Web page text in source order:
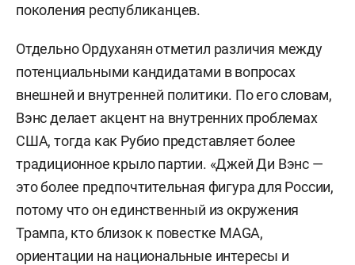
поколения республиканцев.
Отдельно Ордуханян отметил различия между
потенциальными кандидатами в вопросах
внешней и внутренней политики. По его словам,
Вэнс делает акцент на внутренних проблемах
США, тогда как Рубио представляет более
традиционное крыло партии. «Джей Ди Вэнс —
это более предпочтительная фигура для России,
потому что он единственный из окружения
Трампа, кто близок к повестке MAGA,
ориентации на национальные интересы и